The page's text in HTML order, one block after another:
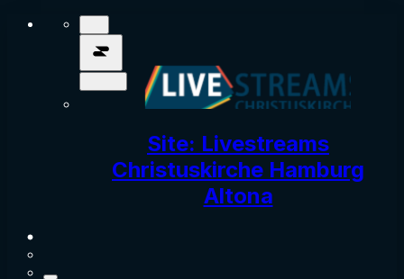
Site: Livestreams
Christuskirche Hamburg
Altona